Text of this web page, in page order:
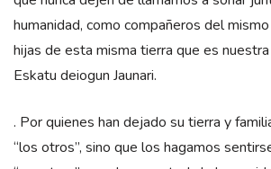
humanidad, como compañeros del
hijas de esta misma tierra que es nuestra
Eskatu deiogun Jaunari.
. Por quienes han dejado su tierra y
“los otros”, sino que los hagamos